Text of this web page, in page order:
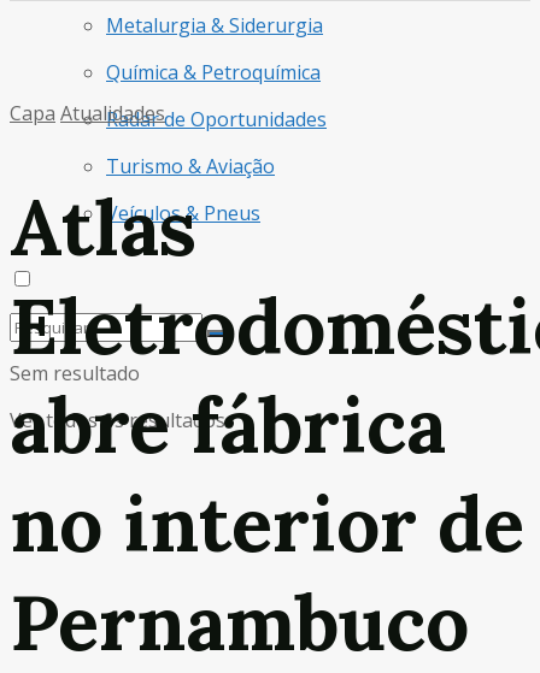
Metalurgia & Siderurgia
Química & Petroquímica
Radar de Oportunidades
Turismo & Aviação
Veículos & Pneus
Sem resultado
Ver todos os resultados
Capa Atualidades
Atlas
abre fábrica
no interior de
Pernambuco